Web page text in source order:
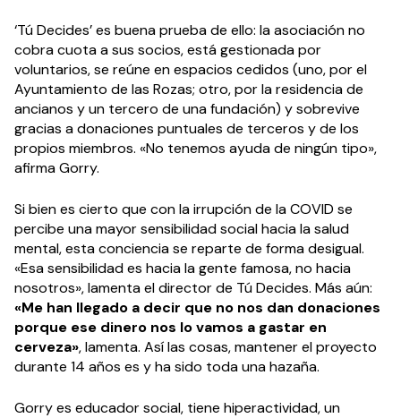
‘Tú Decides’ es buena prueba de ello: la asociación no
cobra cuota a sus socios, está gestionada por
voluntarios, se reúne en espacios cedidos (uno, por el
Ayuntamiento de las Rozas; otro, por la residencia de
ancianos y un tercero de una fundación) y sobrevive
gracias a donaciones puntuales de terceros y de los
propios miembros. «No tenemos ayuda de ningún tipo»,
afirma Gorry.
Si bien es cierto que con la irrupción de la COVID se
percibe una mayor sensibilidad social hacia la salud
mental, esta conciencia se reparte de forma desigual.
«Esa sensibilidad es hacia la gente famosa, no hacia
nosotros», lamenta el director de Tú Decides. Más aún:
«Me han llegado a decir que no nos dan donaciones
porque ese dinero nos lo vamos a gastar en
cerveza», lamenta. Así las cosas, mantener el proyecto
durante 14 años es y ha sido toda una hazaña.
Gorry es educador social, tiene hiperactividad, un